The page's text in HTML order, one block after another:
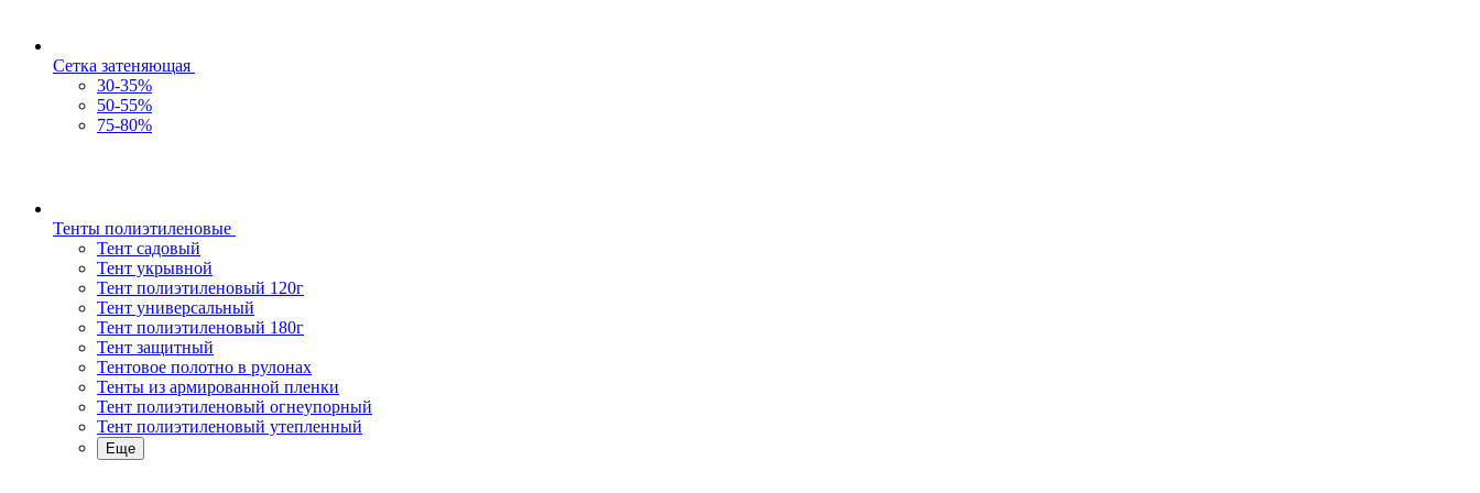
Сетка затеняющая
30-35%
50-55%
75-80%
Тенты полиэтиленовые
Тент садовый
Тент укрывной
Тент полиэтиленовый 120г
Тент универсальный
Тент полиэтиленовый 180г
Тент защитный
Тентовое полотно в рулонах
Тенты из армированной пленки
Тент полиэтиленовый огнеупорный
Тент полиэтиленовый утепленный
Еще